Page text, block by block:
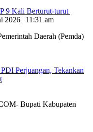
9 Kali Berturut-turut
2026 | 11:31 am
Daerah (Pemda)
Perjuangan, Tekankan
Bupati Kabupaten